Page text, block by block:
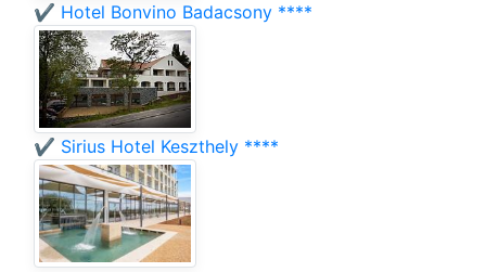
✔️ Hotel Bonvino Badacsony ****
✔️ Sirius Hotel Keszthely ****